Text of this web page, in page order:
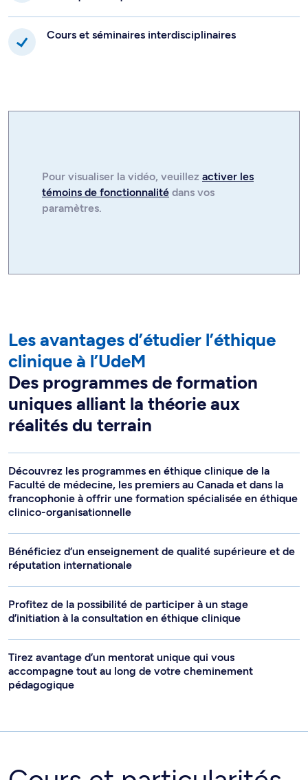
Cours et séminaires interdisciplinaires
Pour visualiser la vidéo, veuillez activer les
témoins de fonctionnalité dans vos
paramètres.
Les avantages d’étudier l’éthique
clinique à l’UdeM
Des programmes de formation
uniques alliant la théorie aux
réalités du terrain
Découvrez les programmes en éthique clinique de la
Faculté de médecine, les premiers au Canada et dans la
francophonie à offrir une formation spécialisée en éthique
clinico-organisationnelle
Bénéficiez d’un enseignement de qualité supérieure et de
réputation internationale
Profitez de la possibilité de participer à un stage
d’initiation à la consultation en éthique clinique
Tirez avantage d’un mentorat unique qui vous
accompagne tout au long de votre cheminement
pédagogique